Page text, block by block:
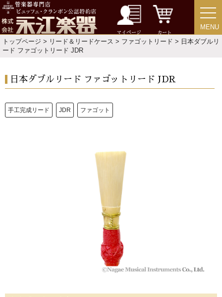
マイページ カート
MENU
MENU
トップページ > リード＆リードケース > ファゴットリード > 日本ダブルリ
ード ファゴットリード JDR
日本ダブルリード ファゴットリード JDR
手工完成リード JDR ファゴット
会社紹介
プライバシー・ポリシー